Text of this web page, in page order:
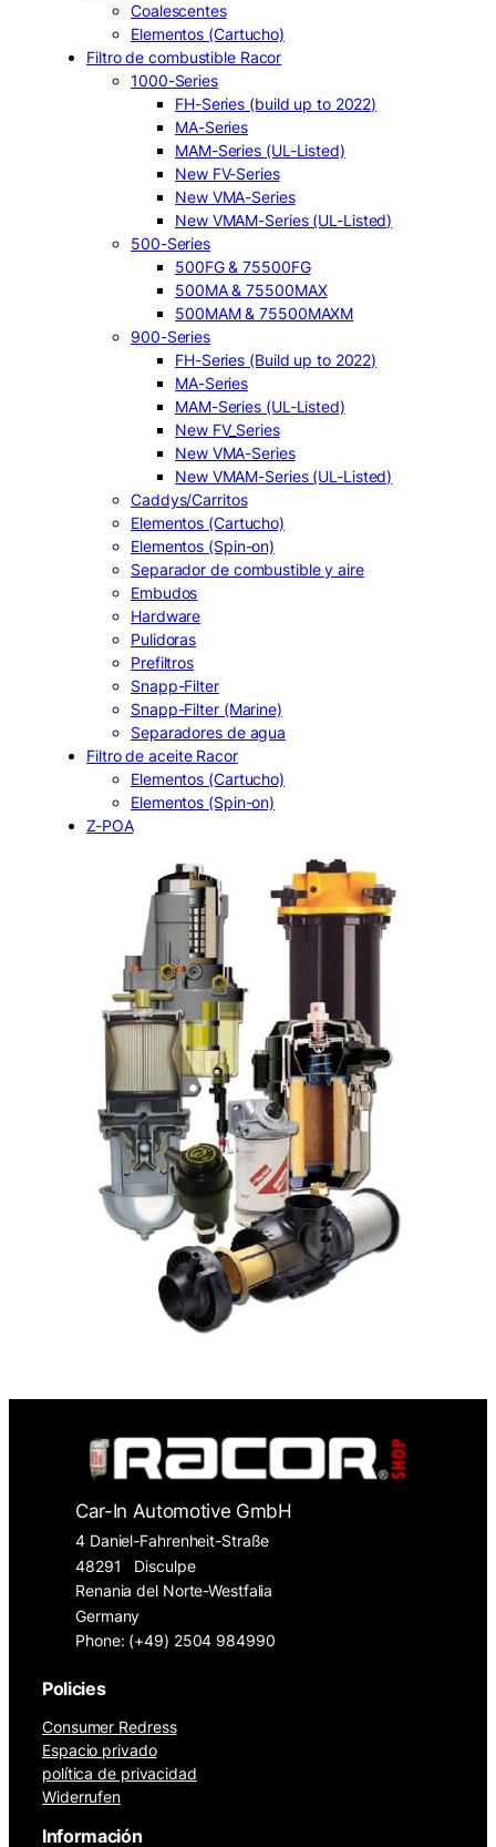
Coalescentes
Elementos (Cartucho)
Filtro de combustible Racor
1000-Series
FH-Series (build up to 2022)
MA-Series
MAM-Series (UL-Listed)
New FV-Series
New VMA-Series
New VMAM-Series (UL-Listed)
500-Series
500FG & 75500FG
500MA & 75500MAX
500MAM & 75500MAXM
900-Series
FH-Series (Build up to 2022)
MA-Series
MAM-Series (UL-Listed)
New FV_Series
New VMA-Series
New VMAM-Series (UL-Listed)
Caddys/Carritos
Elementos (Cartucho)
Elementos (Spin-on)
Separador de combustible y aire
Embudos
Hardware
Pulidoras
Prefiltros
Snapp-Filter
Snapp-Filter (Marine)
Separadores de agua
Filtro de aceite Racor
Elementos (Cartucho)
Elementos (Spin-on)
Z-POA
Car-In Automotive GmbH
4 Daniel-Fahrenheit-Straße
48291
Disculpe
Renania del Norte-Westfalia
Germany
Phone: (+49) 2504 984990
Policies
Consumer Redress
Espacio privado
política de privacidad
Widerrufen
Información